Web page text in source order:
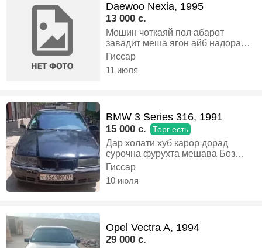
Daewoo Nexia, 1995
13 000 c.
Мошин чоткаяй пол абарот
завадит меша ягон айб надора
пул даркор, Газ-бензин,
Механика, Седан
Гиссар
11 июля
BMW 3 Series 316, 1991
15 000 c. Торг есть
Дар холати хуб карор дорад
сурочна фурухта мешава Боз
муомила хуб мекнем, Газ-бензин,
Механика, Седан
Гиссар
10 июля
Opel Vectra A, 1994
29 000 c.